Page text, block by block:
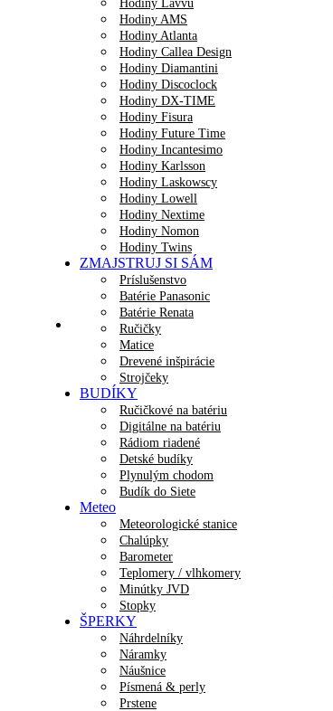
Hodiny Lavvu
Hodiny AMS
Hodiny Atlanta
Hodiny Callea Design
Hodiny Diamantini
Hodiny Discoclock
Hodiny DX-TIME
Hodiny Fisura
Hodiny Future Time
Hodiny Incantesimo
Hodiny Karlsson
Hodiny Laskowscy
Hodiny Lowell
Hodiny Nextime
Hodiny Nomon
Hodiny Twins
ZMAJSTRUJ SI SÁM
Príslušenstvo
Batérie Panasonic
Batérie Renata
Ručičky
Matice
Drevené inšpirácie
Strojčeky
BUDÍKY
Ručičkové na batériu
Digitálne na batériu
Rádiom riadené
Detské budíky
Plynulým chodom
Budík do Siete
Meteo
Meteorologické stanice
Chalúpky
Barometer
Teplomery / vlhkomery
Minútky JVD
Stopky
ŠPERKY
Náhrdelníky
Náramky
Náušnice
Písmená & perly
Prstene